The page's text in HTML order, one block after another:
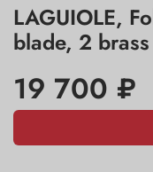
LAGUIOLE,
blade, 2
19 700 ₽